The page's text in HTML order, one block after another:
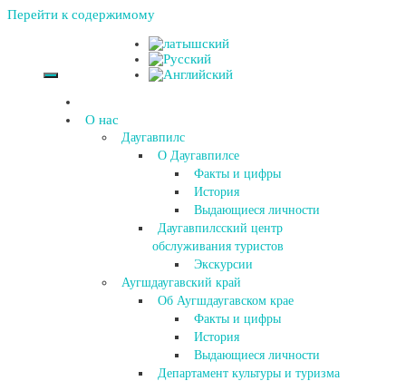
Перейти к содержимому
О нас
Даугавпилс
О Даугавпилсе
Факты и цифры
История
Выдающиеся личности
Даугавпилсский центр
обслуживания туристов
Экскурсии
Аугшдаугавский край
Об Аугшдаугавском крае
Факты и цифры
История
Выдающиеся личности
Департамент культуры и туризма